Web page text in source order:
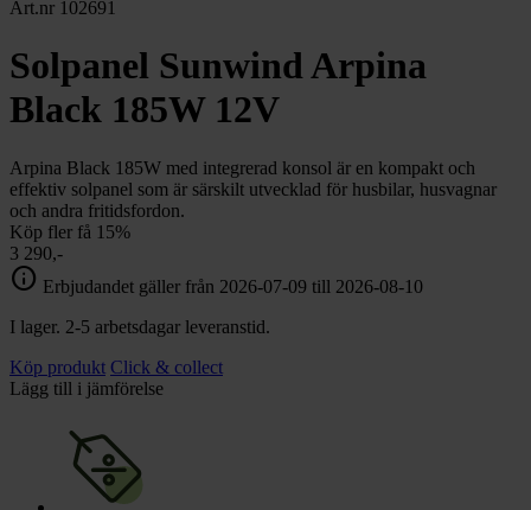
Toalett
Grill & Fritid
Lacanche
Reservdelar chevron_right
Art.nr 102691
Solpanel Sunwind Arpina
Black 185W 12V
Arpina Black 185W med integrerad konsol är en kompakt och
effektiv solpanel som är särskilt utvecklad för husbilar, husvagnar
och andra fritidsfordon.
Köp fler få 15%
3 290,-
info Erbjudandet gäller från 2026-07-09 till 2026-08-10
I lager. 2-5 arbetsdagar leveranstid.
Köp produkt Click & collect
Lägg till i jämförelse